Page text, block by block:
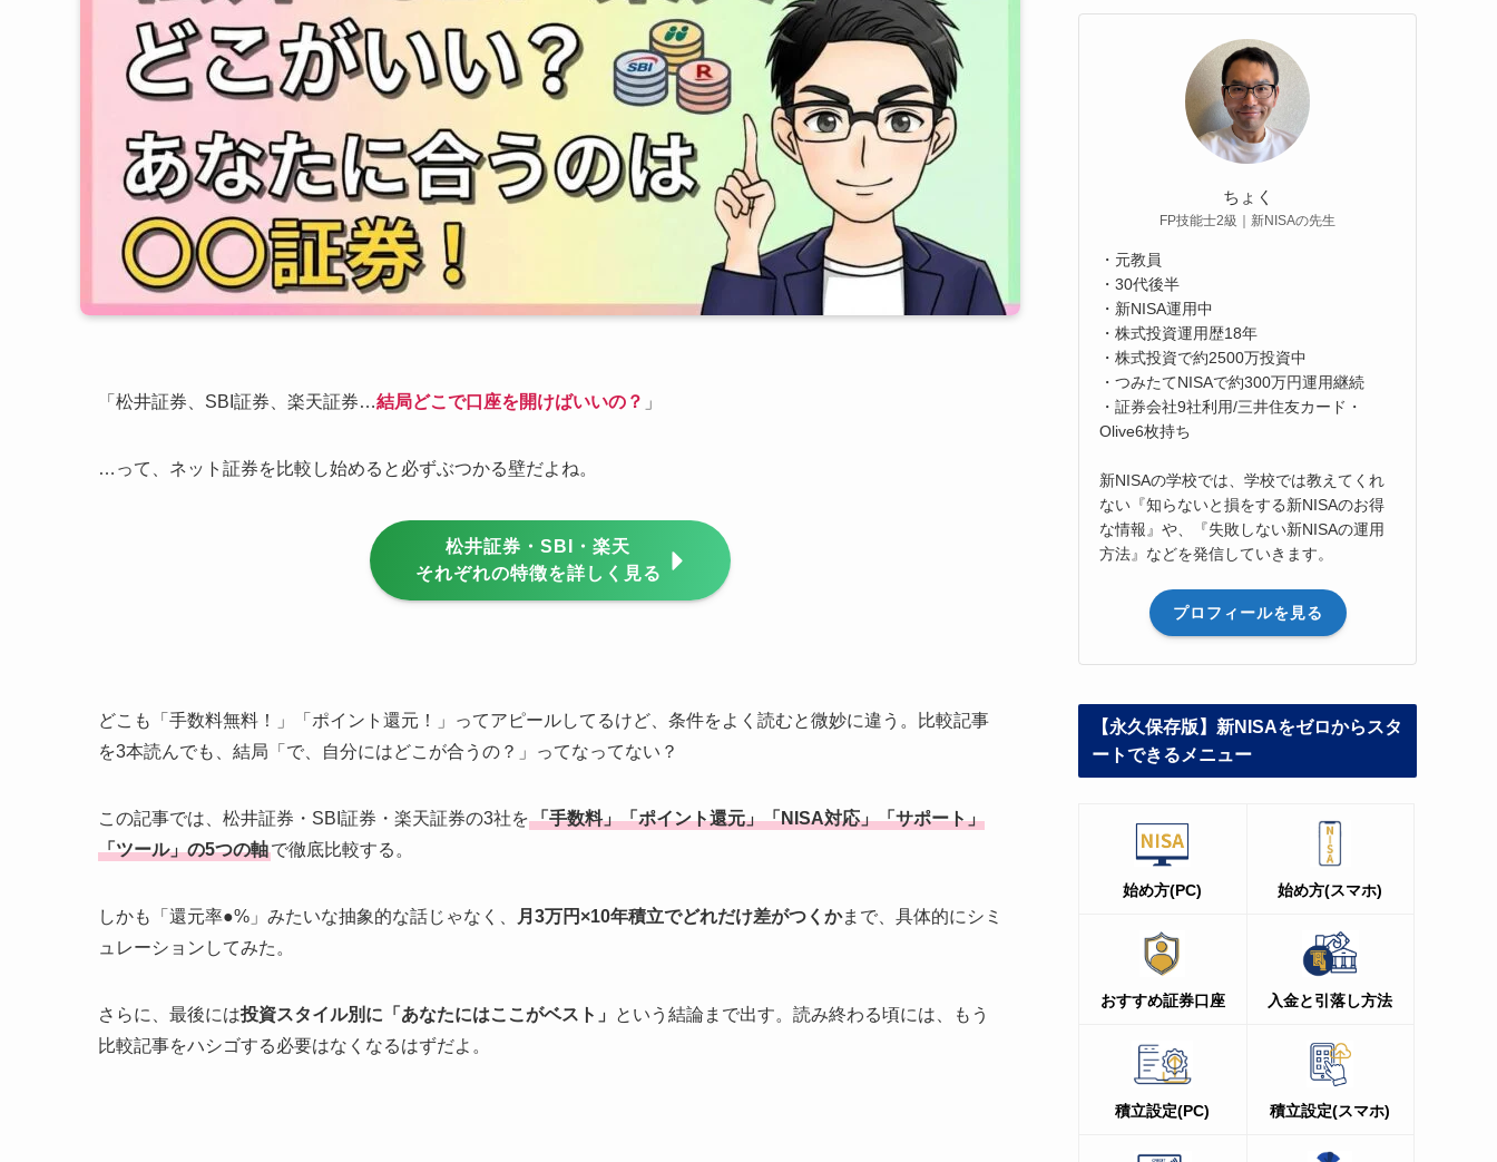
「松井証券、SBI証券、楽天証券…結局どこで口座を開けばいいの？ 」
…って、ネット証券を比較し始めると必ずぶつかる壁だよね。
松井証券・SBI・楽天
それぞれの特徴を詳しく見る
どこも「手数料無料！」「ポイント還元！」ってアピールしてるけど、条件をよく読むと微妙に違う。比較記事
を3本読んでも、結局「で、自分にはどこが合うの？」ってなってない？
この記事では、松井証券・SBI証券・楽天証券の3社を「手数料」「ポイント還元」「NISA対応」「サポート」
「ツール」の5つの軸で徹底比較する。
しかも「還元率●%」みたいな抽象的な話じゃなく、 月3万円×10年積立でどれだけ差がつくかまで、具体的にシミ
ュレーションしてみた。
さらに、最後には投資スタイル別に「あなたにはここがベスト」
という結論まで出す。読み終わる頃には、もう
比較記事をハシゴする必要はなくなるはずだよ。
ちょく
FP技能士2級｜新NISAの先生
・元教員
・30代後半
・新NISA運用中
・株式投資運用歴18年
・株式投資で約2500万投資中
・つみたてNISAで約300万円運用継続
・証券会社9社利用/三井住友カード・
Olive6枚持ち
新NISAの学校では、学校では教えてくれ
ない『知らないと損をする新NISAのお得
な情報』や、『失敗しない新NISAの運用
方法』などを発信していきます。
プロフィールを見る
【永久保存版】新NISAをゼロからスタ
ートできるメニュー
始め方(PC) 始め方(スマホ)
おすすめ証券口座 入金と引落し方法
積立設定(PC) 積立設定(スマホ)